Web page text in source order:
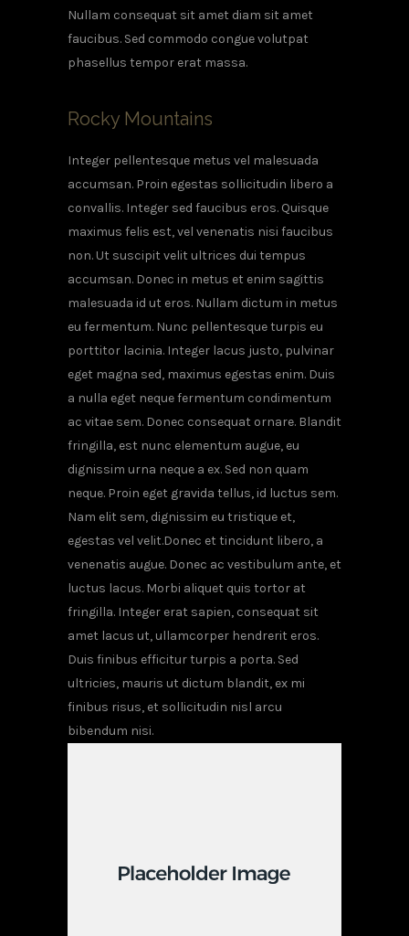
Nullam consequat sit amet diam sit amet
faucibus. Sed commodo congue volutpat
phasellus tempor erat massa.
Rocky Mountains
Integer pellentesque metus vel malesuada
accumsan. Proin egestas sollicitudin libero a
convallis. Integer sed faucibus eros. Quisque
maximus felis est, vel venenatis nisi faucibus
non. Ut suscipit velit ultrices dui tempus
accumsan. Donec in metus et enim sagittis
malesuada id ut eros. Nullam dictum in metus
eu fermentum. Nunc pellentesque turpis eu
porttitor lacinia. Integer lacus justo, pulvinar
eget magna sed, maximus egestas enim. Duis
a nulla eget neque fermentum condimentum
ac vitae sem. Donec consequat ornare. Blandit
fringilla, est nunc elementum augue, eu
dignissim urna neque a ex. Sed non quam
neque. Proin eget gravida tellus, id luctus sem.
Nam elit sem, dignissim eu tristique et,
egestas vel velit.Donec et tincidunt libero, a
venenatis augue. Donec ac vestibulum ante, et
luctus lacus. Morbi aliquet quis tortor at
fringilla. Integer erat sapien, consequat sit
amet lacus ut, ullamcorper hendrerit eros.
Duis finibus efficitur turpis a porta. Sed
ultricies, mauris ut dictum blandit, ex mi
finibus risus, et sollicitudin nisl arcu
bibendum nisi.